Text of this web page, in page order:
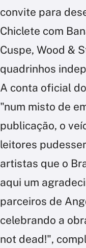
convite para
Chiclete com
Cuspe, Wood &
quadrinhos
A conta oficial
"num misto de
publicação, o
leitores
artistas que o
aqui um
parceiros de
celebrando a
not dead!",